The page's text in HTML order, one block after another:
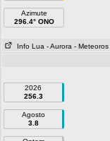
Azimute
296.4° ONO
Info Lua - Aurora - Meteoros
2026
256.3
Agosto
3.8